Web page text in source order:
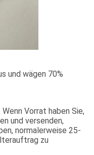
und wägen 70%
Wenn Vorrat haben Sie,
und versenden,
normalerweise 25-
zu